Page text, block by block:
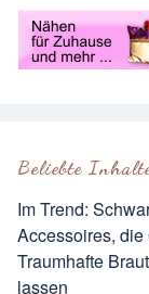
Beliebte
Im Trend:
Accessoires,
Traumhafte
lassen